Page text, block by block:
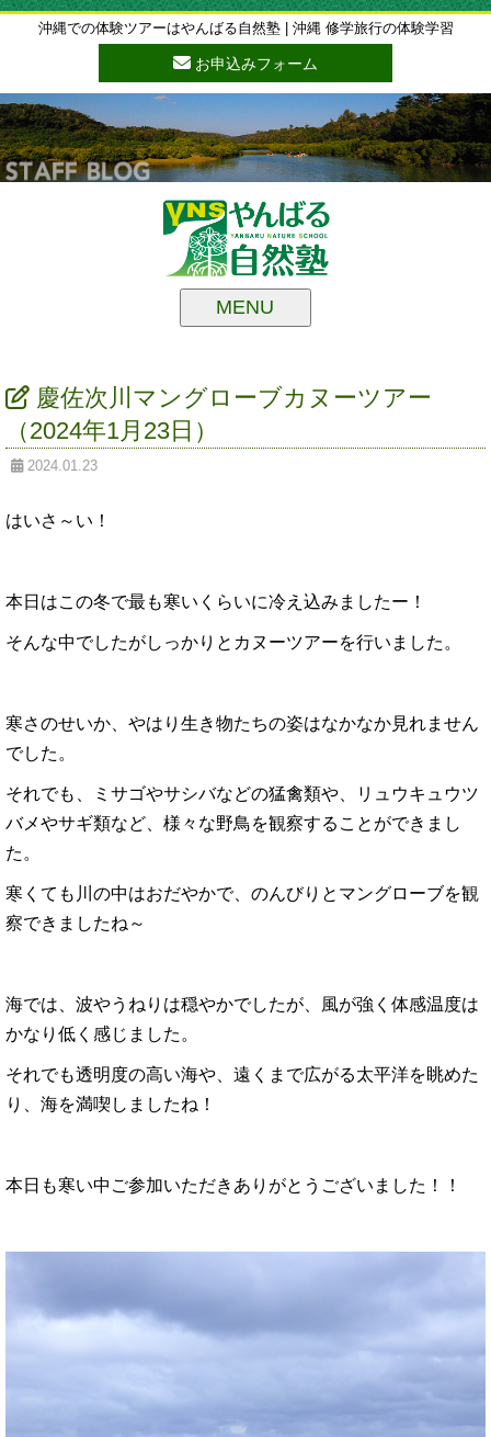
沖縄での体験ツアーはやんばる自然塾 | 沖縄 修学旅行の体験学習
お申込みフォーム
MENU
慶佐次川マングローブカヌーツアー
（2024年1月23日）
2024.01.23
はいさ～い！
本日はこの冬で最も寒いくらいに冷え込みましたー！
そんな中でしたがしっかりとカヌーツアーを行いました。
寒さのせいか、やはり生き物たちの姿はなかなか見れません
でした。
それでも、ミサゴやサシバなどの猛禽類や、リュウキュウツ
バメやサギ類など、様々な野鳥を観察することができまし
た。
寒くても川の中はおだやかで、のんびりとマングローブを観
察できましたね～
海では、波やうねりは穏やかでしたが、風が強く体感温度は
かなり低く感じました。
それでも透明度の高い海や、遠くまで広がる太平洋を眺めた
り、海を満喫しましたね！
本日も寒い中ご参加いただきありがとうございました！！